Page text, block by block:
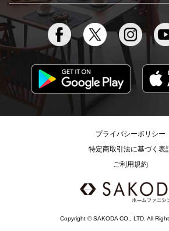
プライバシーポリシー
特定商取引法に基づく表
ご利用規約
Copyright © SAKODA CO., LTD. All